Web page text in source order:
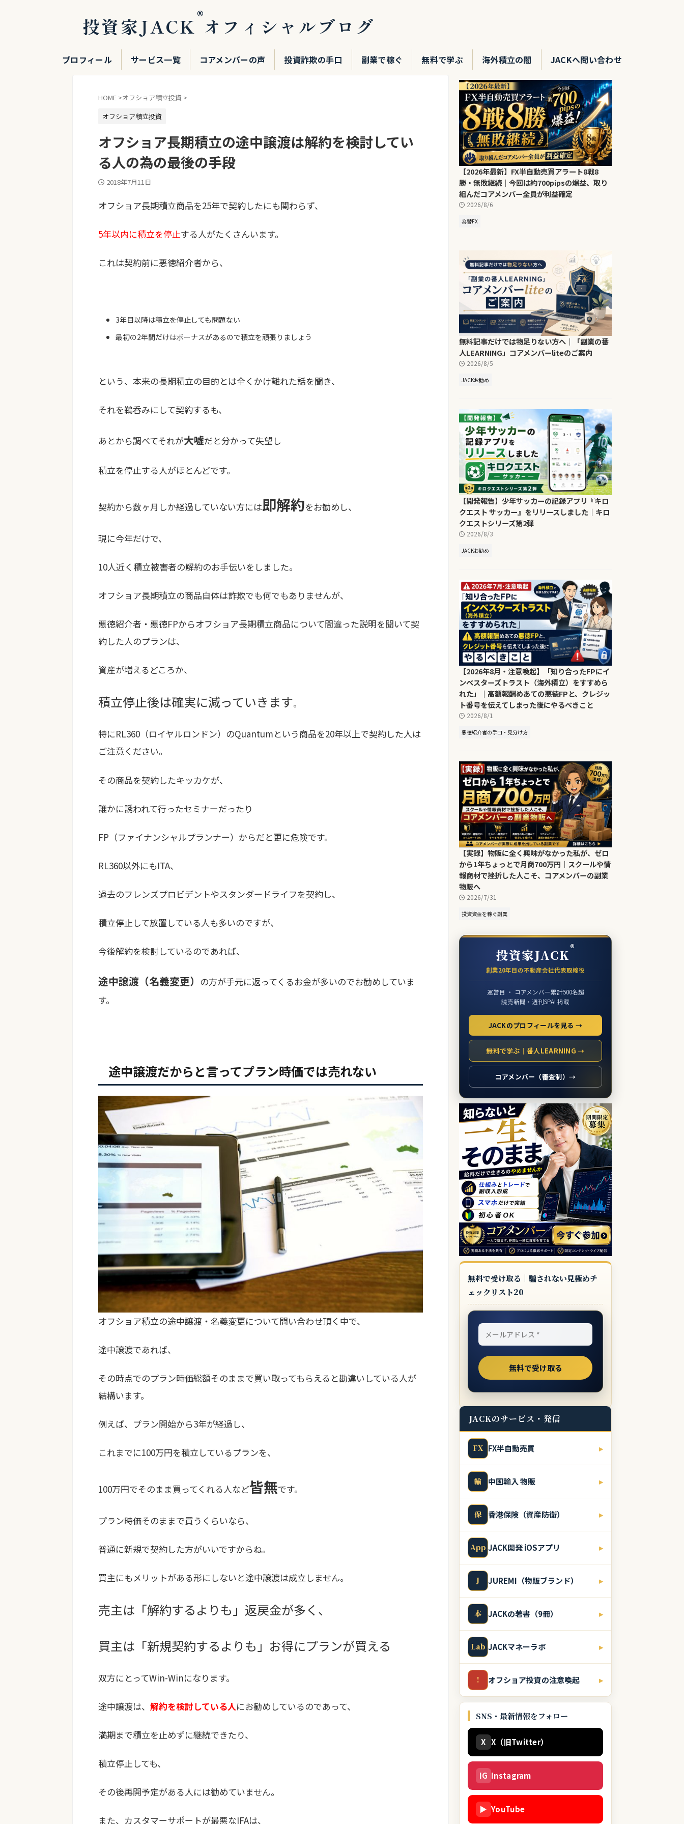
投資家JACK®オフィシャルブログ
プロフィール サービス一覧 コアメンバーの声 投資詐欺の手口 副業で稼ぐ 無料で学ぶ 海外積立の闇 JACKへ問い合わせ
HOME >オフショア積立投資 >
オフショア積立投資
オフショア長期積立の途中譲渡は解約を検討してい
る人の為の最後の手段
2018年7月11日
オフショア長期積立商品を25年で契約したにも関わらず、
5年以内に積立を停止する人がたくさんいます。
これは契約前に悪徳紹介者から、
3年目以降は積立を停止しても問題ない
最初の2年間だけはボーナスがあるので積立を頑張りましょう
という、本来の長期積立の目的とは全くかけ離れた話を聞き、
それを鵜呑みにして契約するも、
あとから調べてそれが大嘘だと分かって失望し
積立を停止する人がほとんどです。
契約から数ヶ月しか経過していない方には即解約をお勧めし、
現に今年だけで、
10人近く積立被害者の解約のお手伝いをしました。
オフショア長期積立の商品自体は詐欺でも何でもありませんが、
悪徳紹介者・悪徳FPからオフショア長期積立商品について間違った説明を聞いて契
約した人のプランは、
資産が増えるどころか、
積立停止後は確実に減っていきます。
特にRL360（ロイヤルロンドン）のQuantumという商品を20年以上で契約した人は
ご注意ください。
その商品を契約したキッカケが、
誰かに誘われて行ったセミナーだったり
FP（ファイナンシャルプランナー）からだと更に危険です。
RL360以外にもITA、
過去のフレンズプロビデントやスタンダードライフを契約し、
積立停止して放置している人も多いのですが、
今後解約を検討しているのであれば、
途中譲渡（名義変更） の方が手元に返ってくるお金が多いのでお勧めしていま
す。
途中譲渡だからと言ってプラン時価では売れない
オフショア積立の途中譲渡・名義変更について問い合わせ頂く中で、
途中譲渡であれば、
その時点でのプラン時価総額そのままで買い取ってもらえると勘違いしている人が
結構います。
例えば、プラン開始から3年が経過し、
これまでに100万円を積立しているプランを、
100万円でそのまま買ってくれる人など皆無です。
プラン時価そのままで買うくらいなら、
普通に新規で契約した方がいいですからね。
買主にもメリットがある形にしないと途中譲渡は成立しません。
売主は「解約するよりも」返戻金が多く、
買主は「新規契約するよりも」お得にプランが買える
双方にとってWin-Winになります。
途中譲渡は、 解約を検討している人にお勧めしているのであって、
満期まで積立を止めずに継続できたり、
積立停止しても、
その後再開予定がある人には勧めていません。
また、カスタマーサポートが最悪なIFAは、
【2026年最新】FX半自動売買アラート8戦8
勝・無敗継続｜今回は約700pipsの爆益、取り
組んだコアメンバー全員が利益確定
2026/8/6
為替FX
無料記事だけでは物足りない方へ｜「副業の番
人LEARNING」コアメンバーliteのご案内
2026/8/5
JACKお勧め
【開発報告】少年サッカーの記録アプリ『キロ
クエスト サッカー』をリリースしました｜キロ
クエストシリーズ第2弾
2026/8/3
JACKお勧め
【2026年8月・注意喚起】「知り合ったFPにイ
ンベスターズトラスト（海外積立）をすすめら
れた」｜高額報酬めあての悪徳FPと、クレジッ
ト番号を伝えてしまった後にやるべきこと
2026/8/1
悪徳紹介者の手口・見分け方
【実録】物販に全く興味がなかった私が、ゼロ
から1年ちょっとで月商700万円｜スクールや情
報商材で挫折した人こそ、コアメンバーの副業
物販へ
2026/7/31
投資資金を稼ぐ副業
投資家JACK®
創業20年目の不動産会社代表取締役
運営目 ・ コアメンバー累計500名超
読売新聞・週刊SPA! 掲載
JACKのプロフィールを見る →
無料で学ぶ｜番人LEARNING →
コアメンバー（審査制）→
無料で受け取る｜騙されない見極めチ
ェックリスト20
JACKのサービス・発信
FX FX半自動売買 ▸
輸 中国輸入 物販 ▸
保 香港保険（資産防衛） ▸
App JACK開発 iOSアプリ ▸
J JUREMI（物販ブランド） ▸
本 JACKの著書（9冊） ▸
Lab JACKマネーラボ ▸
! オフショア投資の注意喚起 ▸
SNS・最新情報をフォロー
X X（旧Twitter）
IG Instagram
▶ YouTube